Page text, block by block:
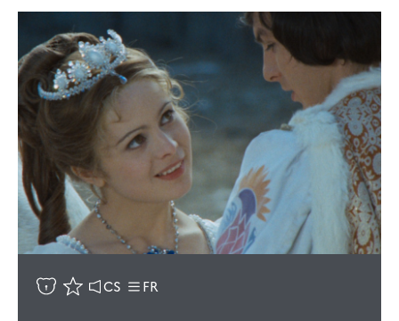
CS FR